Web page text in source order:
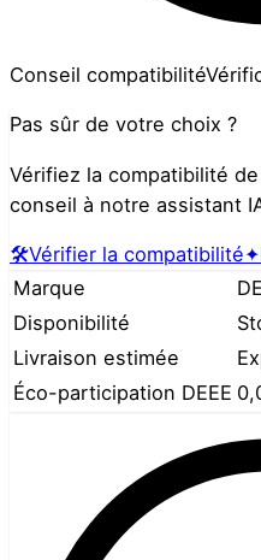
Conseil compatibilité
Pas sûr de votre choix ?
Vérifiez la compatibilité
conseil à notre assistant
🛠️Vérifier la compatibilité✦
Marque
Disponibilité
Livraison estimée
Éco-participation DEEE